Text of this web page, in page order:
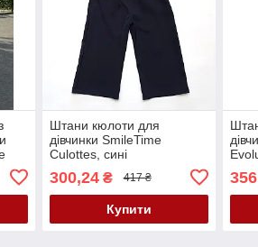
Штани кюлоти для
дівчинки SmileTime
Culottes, сині
300,24₴ 417 ₴
Купити